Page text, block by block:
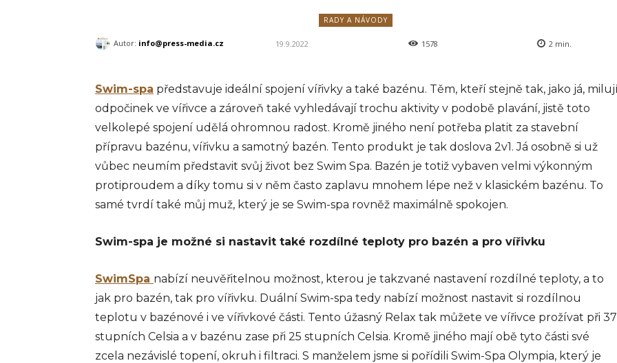
RADY A NÁVODY
Autor: info@press-media.cz 19.9.2022 1578 2 min.
Swim-spa představuje ideální spojení vířivky a také bazénu. Těm, kteří stejně tak, jako já,
odpočinek ve vířivce a zároveň také vyhledávají trochu aktivity v podobě plavání, jistě toto
velkolepé spojení udělá ohromnou radost. Kromě jiného není potřeba platit za stavební
přípravu bazénu, vířivku a samotný bazén. Tento produkt je tak doslova 2v1. Já osobně si už
vůbec neumím představit svůj život bez Swim Spa. Bazén je totiž vybaven velmi výkonným
protiproudem a díky tomu si v něm často zaplavu mnohem lépe než v klasickém bazénu. To
samé tvrdí také můj muž, který je se Swim-spa rovněž maximálně spokojen.
Swim-spa je možné si nastavit také rozdílné teploty pro bazén a pro vířivku
SwimSpa nabízí neuvěřitelnou možnost, kterou je takzvané nastavení rozdílné teploty, a to
jak pro bazén, tak pro vířivku. Duální Swim-spa tedy nabízí možnost nastavit si rozdílnou
teplotu v bazénové i ve vířivkové části. Tento úžasný Relax tak můžete ve vířivce prožívat při 37
stupních Celsia a v bazénu zase při 25 stupních Celsia. Kromě jiného mají obě tyto části své
zcela nezávislé topení, okruh i filtraci. S manželem jsme si pořídili Swim-Spa Olympia, který je